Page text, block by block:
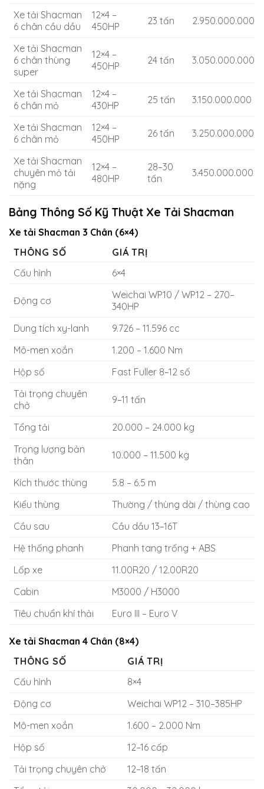
Xe tải Shacman
6 chân cầu dầu
12×4 –
450HP
23 tấn 2.950.000.000
Xe tải Shacman
6 chân thùng
super
12×4 –
450HP
24 tấn 3.050.000.000
Xe tải Shacman
6 chân mỏ
12×4 –
430HP
25 tấn 3.150.000.000
Xe tải Shacman
6 chân mỏ
12×4 –
450HP
26 tấn 3.250.000.000
Xe tải Shacman
chuyên mỏ tải
nặng
12×4 –
480HP
28–30
tấn
3.450.000.000
Bảng Thông Số Kỹ Thuật Xe Tải Shacman
Xe tải Shacman 3 Chân (6×4)
THÔNG SỐ
GIÁ TRỊ
Cấu hình
6×4
Động cơ
Weichai WP10 / WP12 – 270–
340HP
Dung tích xy-lanh
9.726 – 11.596 cc
Mô-men xoắn
1.200 – 1.600 Nm
Hộp số
Fast Fuller 8–12 số
Tải trọng chuyên
chở
9–11 tấn
Tổng tải
20.000 – 24.000 kg
Trọng lượng bản
thân
10.000 – 11.500 kg
Kích thước thùng
5.8 – 6.5 m
Kiểu thùng
Thường / thùng dài / thùng cao
Cầu sau
Cầu dầu 13–16T
Hệ thống phanh
Phanh tang trống + ABS
Lốp xe
11.00R20 / 12.00R20
Cabin
M3000 / H3000
Tiêu chuẩn khí thải
Euro III – Euro V
Xe tải Shacman 4 Chân (8×4)
THÔNG SỐ
GIÁ TRỊ
Cấu hình
8×4
Động cơ
Weichai WP12 – 310–385HP
Mô-men xoắn
1.600 – 2.000 Nm
Hộp số
12–16 cấp
Tải trọng chuyên chở
12–18 tấn